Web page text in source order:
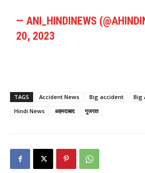
— ANI_HINDINEWS
20, 2023
TAGS Accident News Big accident
Big
Hindi News
अहमदाबाद गुजरात